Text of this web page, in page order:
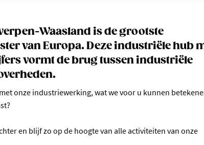
Waasland is de grootste
van Europa. Deze industriële hub
vormt de brug tussen industriële
onze industriewerking, wat we voor u kunnen
en blijf zo op de hoogte van alle activiteiten van onze